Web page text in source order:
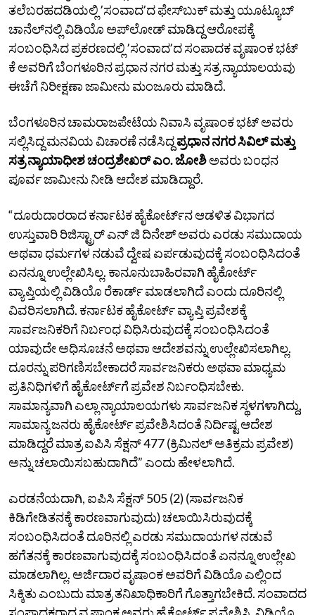
ತಲೆಬರಹದಡಿಯಲ್ಲಿ ʼಸಂವಾದʼದ ಫೇಸ್‌ಬುಕ್‌ ಮತ್ತು ಯೂಟ್ಯೂಬ್‌
ಚಾನೆಲ್‌ನಲ್ಲಿ ವಿಡಿಯೊ ಅಪ್‌ಲೋಡ್‌ ಮಾಡಿದ್ದ ಆರೋಪಕ್ಕೆ
ಸಂಬಂಧಿಸಿದ ಪ್ರಕರಣದಲ್ಲಿ ʼಸಂವಾದʼದ ಸಂಪಾದಕ ವೃಷಾಂಕ ಭಟ್‌
ಕೆ ಅವರಿಗೆ ಬೆಂಗಳೂರಿನ ಪ್ರಧಾನ ನಗರ ಮತ್ತು ಸತ್ರ ನ್ಯಾಯಾಲಯವು
ಈಚೆಗೆ ನಿರೀಕ್ಷಣಾ ಜಾಮೀನು ಮಂಜೂರು ಮಾಡಿದೆ.
ಬೆಂಗಳೂರಿನ ಚಾಮರಾಜಪೇಟೆಯ ನಿವಾಸಿ ವೃಷಾಂಕ ಭಟ್‌ ಅವರು
ಸಲ್ಲಿಸಿದ್ದ ಮನವಿಯ ವಿಚಾರಣೆ ನಡೆಸಿದ್ದಪ್ರಧಾನ ನಗರ ಸಿವಿಲ್‌ ಮತ್ತು
ಸತ್ರ ನ್ಯಾಯಾಧೀಶ ಚಂದ್ರಶೇಖರ್‌ ಎಂ. ಜೋಶಿಅವರು ಬಂಧನ
ಪೂರ್ವ ಜಾಮೀನು ನೀಡಿ ಆದೇಶ ಮಾಡಿದ್ದಾರೆ.
“ದೂರುದಾರರಾದ ಕರ್ನಾಟಕ ಹೈಕೋರ್ಟ್‌ನ ಆಡಳಿತ ವಿಭಾಗದ
ಉಸ್ತುವಾರಿ ರಿಜಿಸ್ಟ್ರಾರ್‌ ಎನ್‌ ಜಿ ದಿನೇಶ್‌ ಅವರು ಎರಡು ಸಮುದಾಯ
ಅಥವಾ ಧರ್ಮಗಳ ನಡುವೆ ದ್ವೇಷ ಏರ್ಪಡುವುದಕ್ಕೆ ಸಂಬಂಧಿಸಿದಂತೆ
ಏನನ್ನೂ ಉಲ್ಲೇಖಿಸಿಲ್ಲ. ಕಾನೂನುಬಾಹಿರವಾಗಿ ಹೈಕೋರ್ಟ್‌
ವ್ಯಾಪ್ತಿಯಲ್ಲಿ ವಿಡಿಯೊ ರೆಕಾರ್ಡ್‌ ಮಾಡಲಾಗಿದೆ ಎಂದು ದೂರಿನಲ್ಲಿ
ವಿವರಿಸಲಾಗಿದೆ. ಕರ್ನಾಟಕ ಹೈಕೋರ್ಟ್‌ ವ್ಯಾಪ್ತಿ ಪ್ರವೇಶಕ್ಕೆ
ಸಾರ್ವಜನಿಕರಿಗೆ ನಿರ್ಬಂಧ ವಿಧಿಸಿರುವುದಕ್ಕೆ ಸಂಬಂಧಿಸಿದಂತೆ
ಯಾವುದೇ ಅಧಿಸೂಚನೆ ಅಥವಾ ಆದೇಶವನ್ನು ಉಲ್ಲೇಖಿಸಲಾಗಿಲ್ಲ.
ದೂರನ್ನು ಪರಿಗಣಿಸಬೇಕಾದರೆ ಸಾರ್ವಜನಿಕರು ಅಥವಾ ಮಾಧ್ಯಮ
ಪ್ರತಿನಿಧಿಗಳಿಗೆ ಹೈಕೋರ್ಟ್‌ಗೆ ಪ್ರವೇಶ ನಿರ್ಬಂಧಿಸಬೇಕು.
ಸಾಮಾನ್ಯವಾಗಿ ಎಲ್ಲಾ ನ್ಯಾಯಾಲಯಗಳು ಸಾರ್ವಜನಿಕ ಸ್ಥಳಗಳಾಗಿದ್ದು,
ಸಾಮಾನ್ಯ ಜನರು ಹೈಕೋರ್ಟ್‌ ಪ್ರವೇಶಿಸಿದಂತೆ ನಿರ್ದಿಷ್ಟ ಆದೇಶ
ಮಾಡಿದ್ದರೆ ಮಾತ್ರ ಐಪಿಸಿ ಸೆಕ್ಷನ್‌ 477 (ಕ್ರಿಮಿನಲ್‌ ಅತಿಕ್ರಮ ಪ್ರವೇಶ)
ಅನ್ನು ಚಲಾಯಿಸಬಹುದಾಗಿದೆ” ಎಂದು ಹೇಳಲಾಗಿದೆ.
ಎರಡನೆಯದಾಗಿ, ಐಪಿಸಿ ಸೆಕ್ಷನ್‌ 505 (2) (ಸಾರ್ವಜನಿಕ
ಕಿಡಿಗೇಡಿತನಕ್ಕೆ ಕಾರಣವಾಗುವುದು) ಚಲಾಯಿಸಿರುವುದಕ್ಕೆ
ಸಂಬಂಧಿಸಿದಂತೆ ದೂರಿನಲ್ಲಿ ಎರಡು ಸಮುದಾಯಗಳ ನಡುವೆ
ಹಗೆತನಕ್ಕೆ ಕಾರಣವಾಗುವುದಕ್ಕೆ ಸಂಬಂಧಿಸಿದಂತೆ ಏನನ್ನೂ ಉಲ್ಲೇಖ
ಮಾಡಲಾಗಿಲ್ಲ. ಅರ್ಜಿದಾರ ವೃಷಾಂಕ ಅವರಿಗೆ ವಿಡಿಯೊ ಎಲ್ಲಿಂದ
ಸಿಕ್ಕಿತು ಎಂಬುದು ಮಾತ್ರ ತನಿಖಾಧಿಕಾರಿಗೆ ಗೊತ್ತಾಗಬೇಕಿದೆ. ಸಂವಾದದ
ಸಂಪಾದಕರಾದ ವೃಷಾಂಕ ಅವರು ಹೈಕೋರ್ಟ್‌ ಪ್ರವೇಶಿಸಿ, ವಿಡಿಯೊ